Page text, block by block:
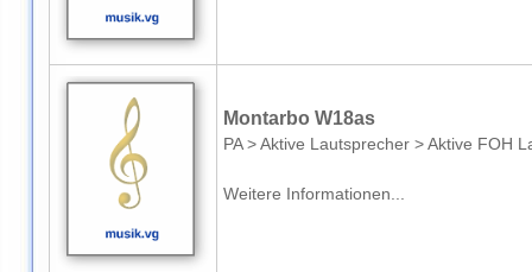
Montarbo W18as
PA > Aktive Lautsprecher > Aktive FOH
Weitere Informationen...